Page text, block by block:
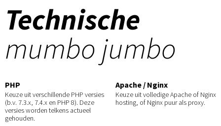
Technische
mumbo jumbo
PHP
Keuze uit verschillende PHP versies
(b.v. 7.3.x, 7.4.x en PHP 8). Deze
versies worden telkens actueel
gehouden.
Apache / Nginx
Keuze uit volledige Apache of Nginx
hosting, of Nginx puur als proxy.